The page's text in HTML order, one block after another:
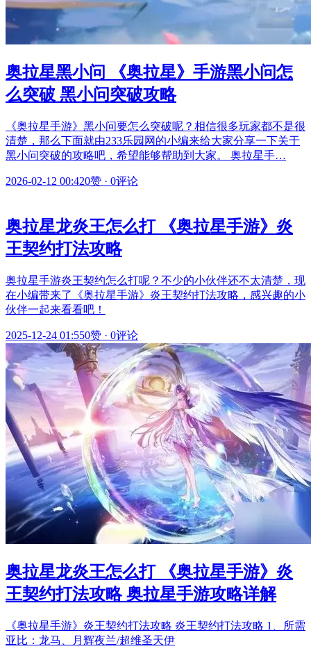
奥拉星黑小问 《奥拉星》手游黑小问怎
么突破 黑小问突破攻略
《奥拉星手游》黑小问要怎么突破呢？相信很多玩家都不是很
清楚，那么下面就由233乐园网的小编来给大家分享一下关于
黑小问突破的攻略吧，希望能够帮助到大家。 奥拉星手…
2026-02-12 00:420赞 · 0评论
奥拉星龙炎王怎么打 《奥拉星手游》炎
王契约打法攻略
奥拉星手游炎王契约怎么打呢？不少的小伙伴还不太清楚，现
在小编带来了《奥拉星手游》炎王契约打法攻略，感兴趣的小
伙伴一起来看看吧！
2025-12-24 01:550赞 · 0评论
奥拉星龙炎王怎么打 《奥拉星手游》炎
王契约打法攻略 奥拉星手游攻略详解
《奥拉星手游》炎王契约打法攻略 炎王契约打法攻略 1、所需
亚比：龙马、月辉夜兰/超维圣天伊